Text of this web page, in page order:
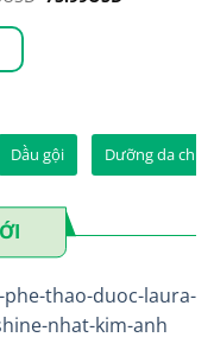
Dầu gội Dưỡng da